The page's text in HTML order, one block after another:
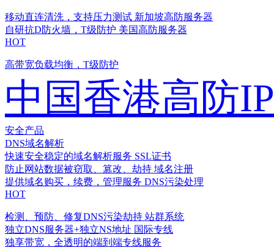
移动直连清洗，支持压力测试 新加坡高防服务器
自研抗D防火墙，T级防护 美国高防服务器
HOT
高带宽负载均衡，T级防护
中国香港高防IP
安全产品
DNS域名解析
快速安全稳定的域名解析服务 SSL证书
防止网站数据被窃取、篡改、劫持 域名注册
提供域名购买，续费，管理服务 DNS污染处理
HOT
检测、预防、修复DNS污染劫持 站群系统
独立DNS服务器+独立NS地址 国际专线
独享带宽，全透明的端到端专线服务